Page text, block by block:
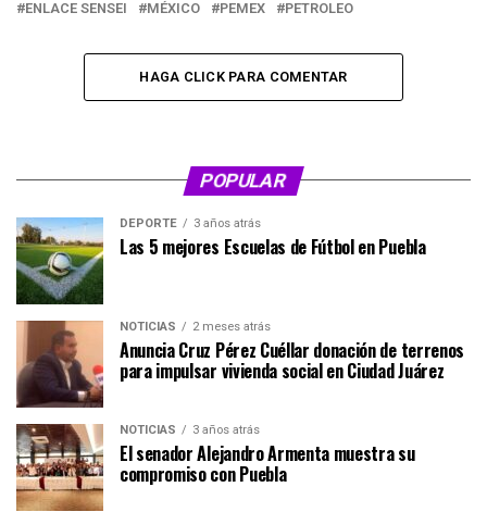
ENLACE SENSEI
MÉXICO PEMEX PETROLEO
HAGA CLICK PARA COMENTAR
POPULAR
DEPORTE 3 años atrás
Las 5 mejores Escuelas de Fútbol en Puebla
NOTICIAS 2 meses atrás
Anuncia Cruz Pérez Cuéllar donación de terrenos
para impulsar vivienda social en Ciudad Juárez
NOTICIAS 3 años atrás
El senador Alejandro Armenta muestra su
compromiso con Puebla